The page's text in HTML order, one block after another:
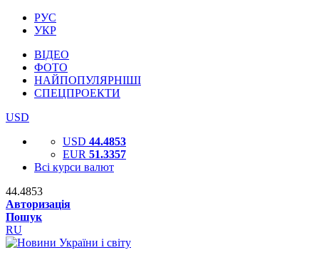
РУС
УКР
ВІДЕО
ФОТО
НАЙПОПУЛЯРНІШІ
СПЕЦПРОЕКТИ
USD
USD 44.4853
EUR 51.3357
Всі курси валют
44.4853
Авторизація
Пошук
RU